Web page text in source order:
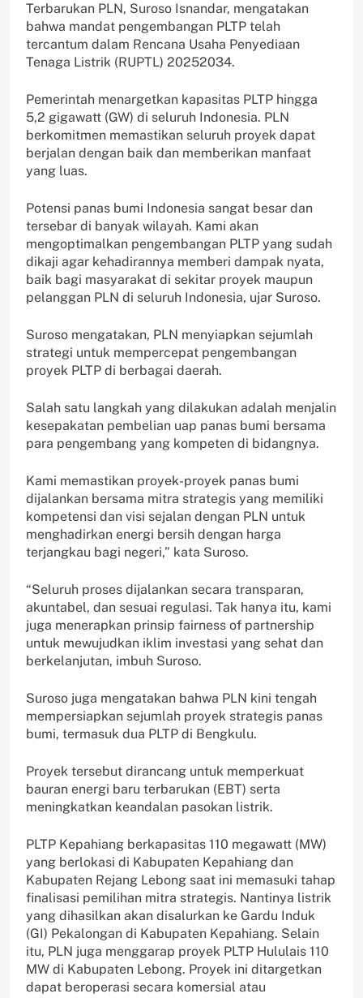
Terbarukan PLN, Suroso Isnandar, mengatakan
bahwa mandat pengembangan PLTP telah
tercantum dalam Rencana Usaha Penyediaan
Tenaga Listrik (RUPTL) 20252034.
Pemerintah menargetkan kapasitas PLTP hingga
5,2 gigawatt (GW) di seluruh Indonesia. PLN
berkomitmen memastikan seluruh proyek dapat
berjalan dengan baik dan memberikan manfaat
yang luas.
Potensi panas bumi Indonesia sangat besar dan
tersebar di banyak wilayah. Kami akan
mengoptimalkan pengembangan PLTP yang sudah
dikaji agar kehadirannya memberi dampak nyata,
baik bagi masyarakat di sekitar proyek maupun
pelanggan PLN di seluruh Indonesia, ujar Suroso.
Suroso mengatakan, PLN menyiapkan sejumlah
strategi untuk mempercepat pengembangan
proyek PLTP di berbagai daerah.
Salah satu langkah yang dilakukan adalah menjalin
kesepakatan pembelian uap panas bumi bersama
para pengembang yang kompeten di bidangnya.
Kami memastikan proyek-proyek panas bumi
dijalankan bersama mitra strategis yang memiliki
kompetensi dan visi sejalan dengan PLN untuk
menghadirkan energi bersih dengan harga
terjangkau bagi negeri,” kata Suroso.
“Seluruh proses dijalankan secara transparan,
akuntabel, dan sesuai regulasi. Tak hanya itu, kami
juga menerapkan prinsip fairness of partnership
untuk mewujudkan iklim investasi yang sehat dan
berkelanjutan, imbuh Suroso.
Suroso juga mengatakan bahwa PLN kini tengah
mempersiapkan sejumlah proyek strategis panas
bumi, termasuk dua PLTP di Bengkulu.
Proyek tersebut dirancang untuk memperkuat
bauran energi baru terbarukan (EBT) serta
meningkatkan keandalan pasokan listrik.
PLTP Kepahiang berkapasitas 110 megawatt (MW)
yang berlokasi di Kabupaten Kepahiang dan
Kabupaten Rejang Lebong saat ini memasuki tahap
finalisasi pemilihan mitra strategis. Nantinya listrik
yang dihasilkan akan disalurkan ke Gardu Induk
(GI) Pekalongan di Kabupaten Kepahiang. Selain
itu, PLN juga menggarap proyek PLTP Hululais 110
MW di Kabupaten Lebong. Proyek ini ditargetkan
dapat beroperasi secara komersial atau